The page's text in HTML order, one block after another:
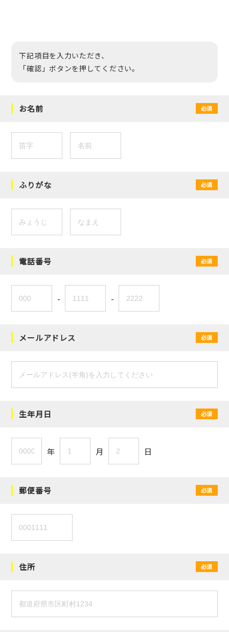
下記項目を入力いただき、
「確認」ボタンを押してください。
お名前 必須
ふりがな 必須
電話番号 必須
- -
メールアドレス 必須
生年月日 必須
年 月 日
郵便番号 必須
住所 必須